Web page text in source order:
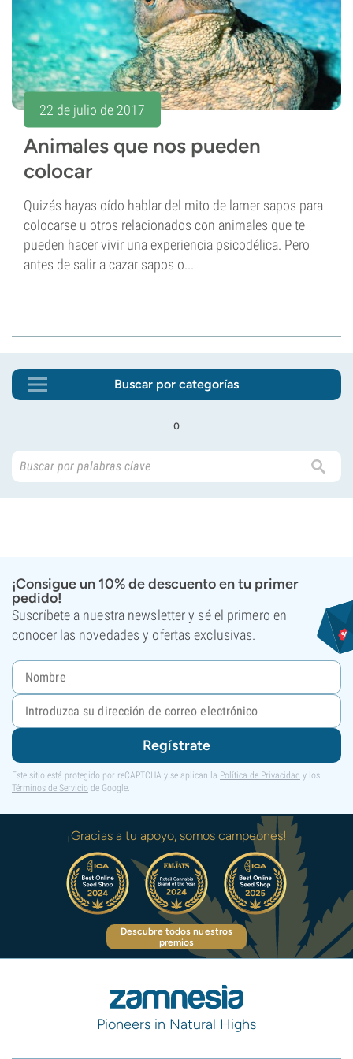
22 de julio de 2017
Animales que nos pueden
colocar
Quizás hayas oído hablar del mito de lamer sapos para
colocarse u otros relacionados con animales que te
pueden hacer vivir una experiencia psicodélica. Pero
antes de salir a cazar sapos o...
Buscar por categorías
o
¡Consigue un 10% de descuento en tu primer
pedido!
Suscríbete a nuestra newsletter y sé el primero en
conocer las novedades y ofertas exclusivas.
Regístrate
Este sitio está protegido por reCAPTCHA y se aplican la Política de Privacidad y los
Términos de Servicio de Google.
¡Gracias a tu apoyo, somos campeones!
Descubre todos nuestros
premios
Pioneers in Natural Highs